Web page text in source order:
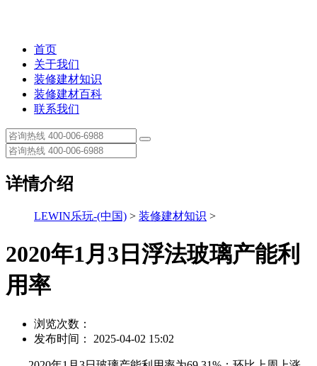
首页
关于我们
装修建材知识
装修建材百科
联系我们
详情介绍
LEWIN乐玩-(中国) > 装修建材知识 >
2020年1月3日浮法玻璃产能利
用率
浏览次数：
发布时间： 2025-04-02 15:02